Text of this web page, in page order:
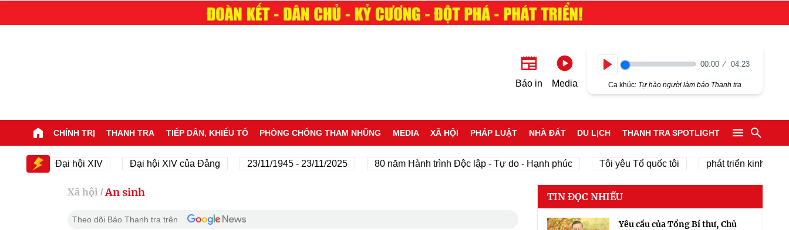
Báo in Media
00:00 04:23
Ca khúc: Tự hào người làm báo Thanh tra
CHÍNH TRỊ THANH TRA TIẾP DÂN, KHIẾU TỐ PHÒNG CHỐNG THAM NHŨNG MEDIA XÃ HỘI PHÁP LUẬT NHÀ ĐẤT DU LỊCH THANH TRA SPOTLIGHT
Đại hội XIV Đại hội XIV của Đảng 23/11/1945 - 23/11/2025 80 năm Hành trình Độc lập - Tự do - Hạnh phúc Tôi yêu Tổ quốc tôi phát triển kinh tế tư nhân
Xã hội / An sinh
Theo dõi Báo Thanh tra trên
TIN ĐỌC NHIỀU
Yêu cầu của Tổng Bí thư, Chủ